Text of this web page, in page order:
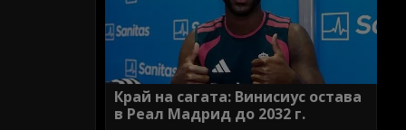
Край на сагата: Винисиус остава
в Реал Мадрид до 2032 г.